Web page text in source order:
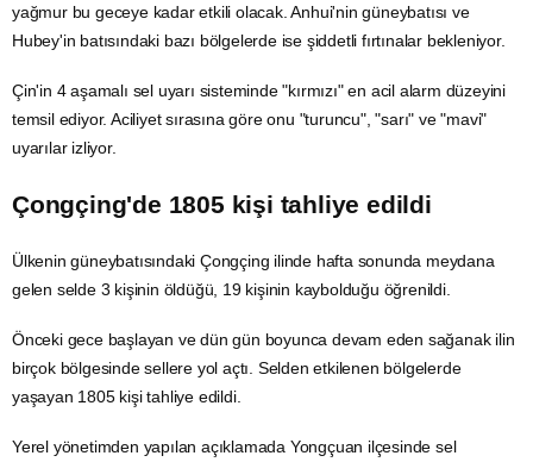
yağmur bu geceye kadar etkili olacak. Anhui'nin güneybatısı ve
Hubey'in batısındaki bazı bölgelerde ise şiddetli fırtınalar bekleniyor.
Çin'in 4 aşamalı sel uyarı sisteminde "kırmızı" en acil alarm düzeyini
temsil ediyor. Aciliyet sırasına göre onu "turuncu", "sarı" ve "mavi"
uyarılar izliyor.
Çongçing'de 1805 kişi tahliye edildi
Ülkenin güneybatısındaki Çongçing ilinde hafta sonunda meydana
gelen selde 3 kişinin öldüğü, 19 kişinin kaybolduğu öğrenildi.
Önceki gece başlayan ve dün gün boyunca devam eden sağanak ilin
birçok bölgesinde sellere yol açtı. Selden etkilenen bölgelerde
yaşayan 1805 kişi tahliye edildi.
Yerel yönetimden yapılan açıklamada Yongçuan ilçesinde sel